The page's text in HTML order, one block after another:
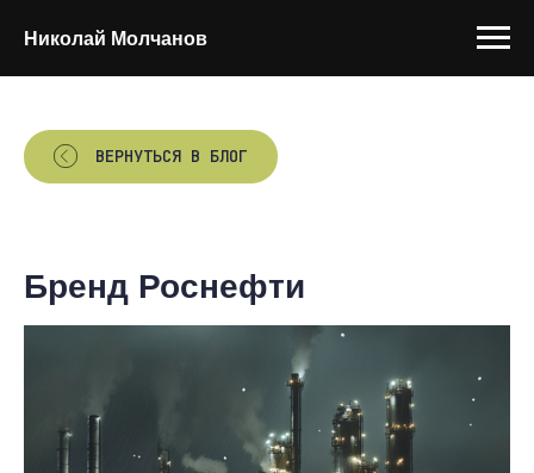
Николай Молчанов
ВЕРНУТЬСЯ В БЛОГ
Бренд Роснефти